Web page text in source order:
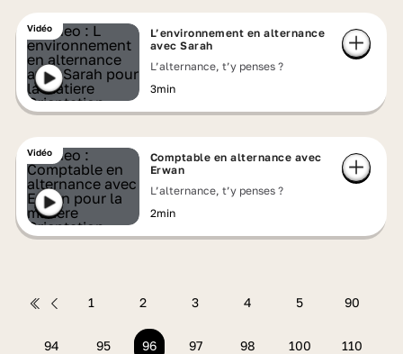
Vidéo
L’environnement en alternance
avec Sarah
L’alternance, t’y penses ?
3min
Vidéo
Comptable en alternance avec
Erwan
L’alternance, t’y penses ?
2min
1 2 3 4 5 90
94 95 96 97 98 100 110